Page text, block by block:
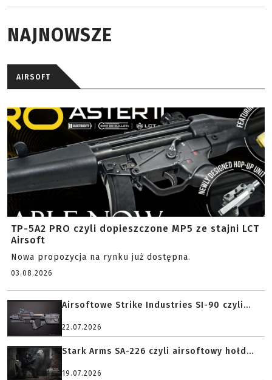
NAJNOWSZE
AIRSOFT
TP-5A2 PRO czyli dopieszczone MP5 ze stajni LCT
Airsoft
Nowa propozycja na rynku już dostępna.
03.08.2026
Airsoftowe Strike Industries SI-90 czyli...
22.07.2026
Stark Arms SA-226 czyli airsoftowy hołd...
19.07.2026